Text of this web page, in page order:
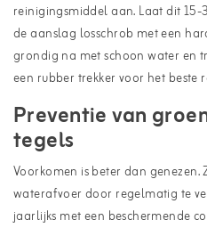
reinigingsmiddel aan. Laat dit
de aanslag losschrob met een
grondig na met schoon water en
een rubber trekker voor het beste
Preventie van
tegels
Voorkomen is beter dan
waterafvoer door regelmatig te
jaarlijks met een beschermende